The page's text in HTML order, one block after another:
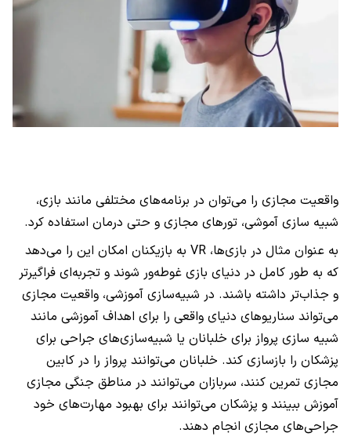
واقعیت مجازی را می‌توان در برنامه‌های مختلفی مانند بازی،
شبیه سازی آموشی، تورهای مجازی و حتی درمان استفاده کرد.
به عنوان مثال در بازی‌ها، VR به بازیکنان امکان این را می‌دهد
که به طور کامل در دنیای بازی غوطه‌ور شوند و تجربه‌ای فراگیرتر
و جذاب‌تر داشته باشند. در شبیه‌سازی آموزشی، واقعیت مجازی
می‌تواند سناریوهای دنیای واقعی را برای اهداف آموزشی مانند
شبیه سازی پرواز برای خلبانان یا شبیه‌سازی‌های جراحی برای
پزشکان را بازسازی کند. خلبانان می‌توانند پرواز را در کابین
مجازی تمرین کنند، سربازان می‌توانند در مناطق جنگی مجازی
آموزش ببینند و پزشکان می‌توانند برای بهبود مهارت‌های خود
جراحی‌های مجازی انجام دهند.